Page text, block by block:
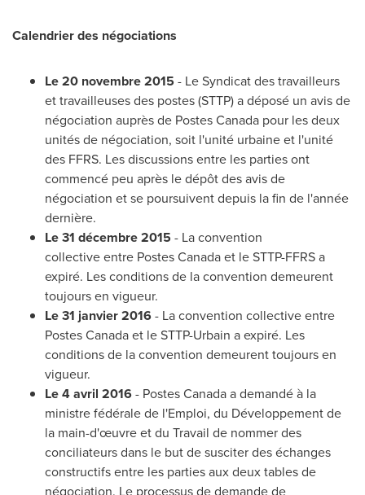
Calendrier des négociations
Le 20 novembre 2015 - Le Syndicatdes travailleurs
et travailleuses des postes (STTP) a déposé un avis de
négociation auprès de Postes Canada pour les deux
unités de négociation, soit l'unité urbaine et l'unité
des FFRS. Les discussions entre les parties ont
commencé peu après le dépôt des avis de
négociation et se poursuivent depuis la fin de l'année
dernière.
Le 31 décembre 2015 - La convention
collective entre Postes Canada et le STTP-FFRS a
expiré. Les conditions de la convention demeurent
toujours en vigueur.
Le 31 janvier 2016- La convention collective entre
Postes Canada et le STTP-Urbain a expiré. Les
conditions de la convention demeurent toujours en
vigueur.
Le 4 avril 2016- Postes Canada a demandé à la
ministre fédérale de l'Emploi, du Développement de
la main-d'œuvre et du Travail de nommer des
conciliateurs dans le but de susciter des échanges
constructifs entre les parties aux deux tables de